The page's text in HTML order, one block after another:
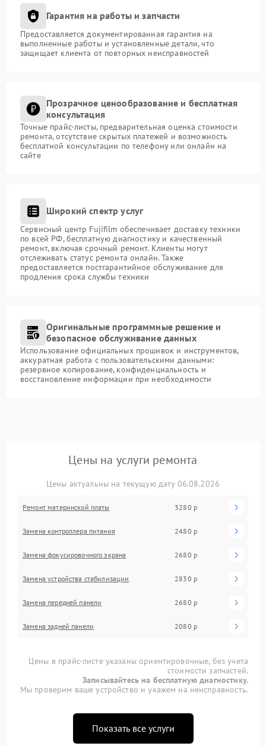
Гарантия на работы и запчасти
Предоставляется документированная гарантия на
выполненные работы и установленные детали, что
защищает клиента от повторных неисправностей
Прозрачное ценообразование и бесплатная
консультация
Точные прайс-листы, предварительная оценка стоимости
ремонта, отсутствие скрытых платежей и возможность
бесплатной консультации по телефону или онлайн на
сайте
Широкий спектр услуг
Сервисный центр Fujifilm обеспечивает доставку техники
по всей РФ, бесплатную диагностику и качественный
ремонт, включая срочный ремонт. Клиенты могут
отслеживать статус ремонта онлайн. Также
предоставляется постгарантийное обслуживание для
продления срока службы техники
Оригинальные программные решение и
безопасное обслуживание данных
Использование официальных прошивок и инструментов,
аккуратная работа с пользовательскими данными:
резервное копирование, конфиденциальность и
восстановление информации при необходимости
Цены на услуги ремонта
Цены актуальны на текущую дату 06.08.2026
Ремонт материнской платы 3280 р
Замена контроллера питания 2480 р
Замена фокусировочного экрана 2680 р
Замена устройства стабилизации 2830 р
Замена передней панели 2680 р
Замена задней панели 2080 р
Цены в прайс-листе указаны ориентировочные, без учета
стоимости запчастей.
Записывайтесь на бесплатную диагностику.
Мы проверим ваше устройство и укажем на неисправность.
Показать все услуги